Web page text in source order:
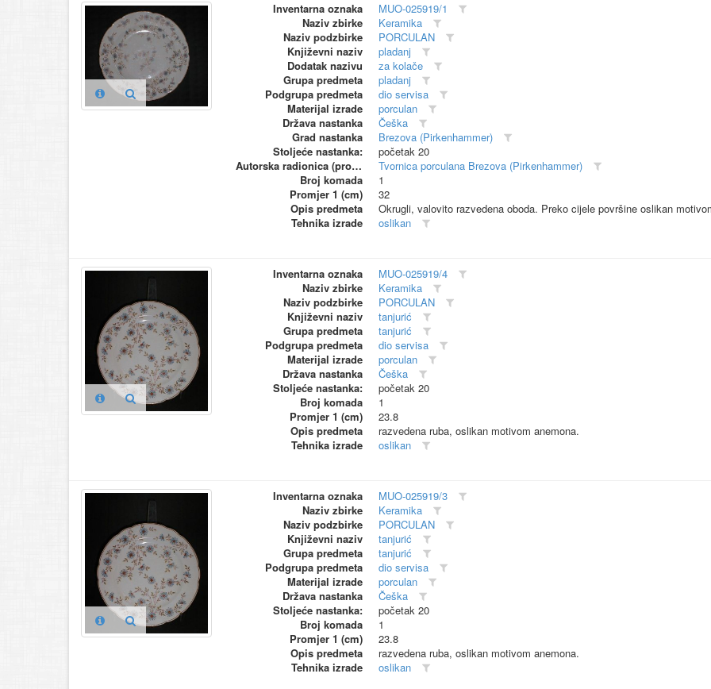
Inventarna oznaka
MUO-025919/1
Naziv zbirke
Keramika
Naziv podzbirke
PORCULAN
Književni naziv
pladanj
Dodatak nazivu
za kolače
Grupa predmeta
pladanj
Podgrupa predmeta
dio servisa
Materijal izrade
porculan
Država nastanka
Češka
Grad nastanka
Brezova (Pirkenhammer)
Stoljeće nastanka:
početak 20
Autorska radionica (proizvođač)
Tvornica porculana Brezova (Pirkenhammer)
Broj komada
1
Promjer 1 (cm)
32
Opis predmeta
Okrugli, valovito razvedena oboda. Preko cijele površine oslikan
Tehnika izrade
oslikan
Inventarna oznaka
MUO-025919/4
Naziv zbirke
Keramika
Naziv podzbirke
PORCULAN
Književni naziv
tanjurić
Grupa predmeta
tanjurić
Podgrupa predmeta
dio servisa
Materijal izrade
porculan
Država nastanka
Češka
Stoljeće nastanka:
početak 20
Broj komada
1
Promjer 1 (cm)
23.8
Opis predmeta
razvedena ruba, oslikan motivom anemona.
Tehnika izrade
oslikan
Inventarna oznaka
MUO-025919/3
Naziv zbirke
Keramika
Naziv podzbirke
PORCULAN
Književni naziv
tanjurić
Grupa predmeta
tanjurić
Podgrupa predmeta
dio servisa
Materijal izrade
porculan
Država nastanka
Češka
Stoljeće nastanka:
početak 20
Broj komada
1
Promjer 1 (cm)
23.8
Opis predmeta
razvedena ruba, oslikan motivom anemona.
Tehnika izrade
oslikan